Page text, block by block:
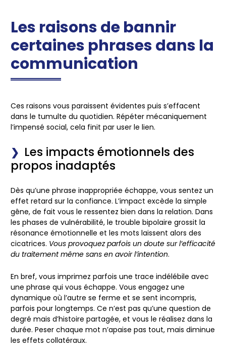
Les raisons de bannir
certaines phrases dans la
communication
Ces raisons vous paraissent évidentes puis s’effacent
dans le tumulte du quotidien. Répéter mécaniquement
l’impensé social, cela finit par user le lien.
Les impacts émotionnels des
propos inadaptés
Dès qu’une phrase inappropriée échappe, vous sentez un
effet retard sur la confiance. L’impact excède la simple
gêne, de fait vous le ressentez bien dans la relation. Dans
les phases de vulnérabilité, le trouble bipolaire grossit la
résonance émotionnelle et les mots laissent alors des
cicatrices. Vous provoquez parfois un doute sur l’efficacité
du traitement même sans en avoir l’intention.
En bref, vous imprimez parfois une trace indélébile avec
une phrase qui vous échappe. Vous engagez une
dynamique où l’autre se ferme et se sent incompris,
parfois pour longtemps. Ce n’est pas qu’une question de
degré mais d’histoire partagée, et vous le réalisez dans la
durée. Peser chaque mot n’apaise pas tout, mais diminue
les effets collatéraux.